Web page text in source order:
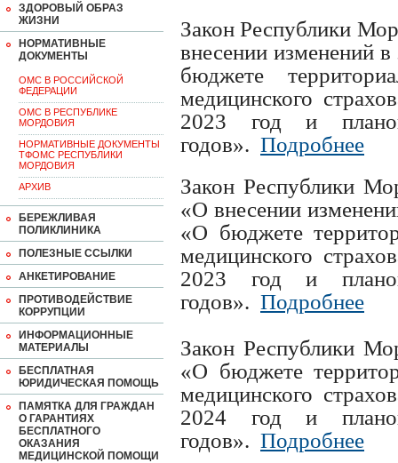
ЗДОРОВЫЙ ОБРАЗ
ЖИЗНИ
НОРМАТИВНЫЕ
ДОКУМЕНТЫ
ОМС В РОССИЙСКОЙ
ФЕДЕРАЦИИ
ОМС В РЕСПУБЛИКЕ
МОРДОВИЯ
НОРМАТИВНЫЕ ДОКУМЕНТЫ
ТФОМС РЕСПУБЛИКИ
МОРДОВИЯ
АРХИВ
БЕРЕЖЛИВАЯ
ПОЛИКЛИНИКА
ПОЛЕЗНЫЕ ССЫЛКИ
АНКЕТИРОВАНИЕ
ПРОТИВОДЕЙСТВИЕ
КОРРУПЦИИ
ИНФОРМАЦИОННЫЕ
МАТЕРИАЛЫ
БЕСПЛАТНАЯ
ЮРИДИЧЕСКАЯ ПОМОЩЬ
ПАМЯТКА ДЛЯ ГРАЖДАН
О ГАРАНТИЯХ
БЕСПЛАТНОГО
ОКАЗАНИЯ
МЕДИЦИНСКОЙ ПОМОЩИ
Закон Республики
внесении изменений
бюджете
медицинского
2023 год и
годов». Подробнее
Закон Республики
«О внесении
«О бюджете
медицинского
2023 год и
годов». Подробнее
Закон Республики
«О бюджете
медицинского
2024 год и
годов». Подробнее